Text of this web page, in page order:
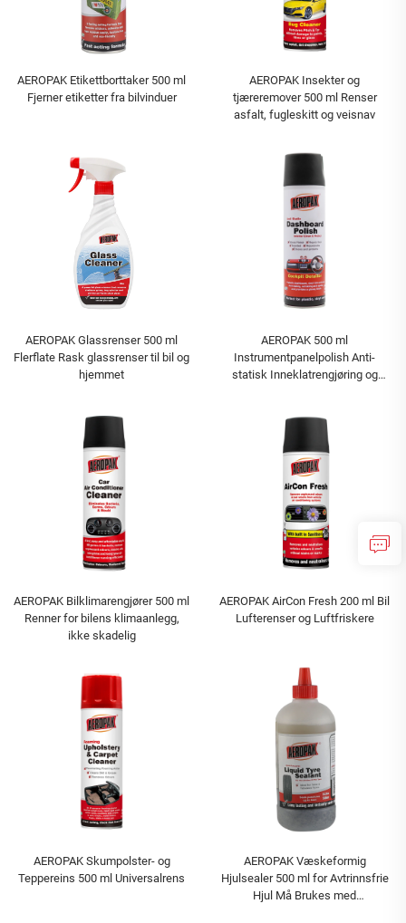
AEROPAK Etikettborttaker 500 ml
Fjerner etiketter fra bilvinduer
AEROPAK Insekter og
tjæreremover 500 ml Renser
asfalt, fugleskitt og veisnav
AEROPAK Glassrenser 500 ml
Flerflate Rask glassrenser til bil og
hjemmet
AEROPAK 500 ml
Instrumentpanelpolish Anti-
statisk Inneklatrengjøring og
AEROPAK Bilklimarengjører 500 ml
Renner for bilens klimaanlegg,
ikke skadelig
AEROPAK AirCon Fresh 200 ml Bil
Lufterenser og Luftfriskere
AEROPAK Skumpolster- og
Teppereins 500 ml Universalrens
AEROPAK Væskeformig
Hjulsealer 500 ml for Avtrinnsfrie
Hjul Må Brukes med